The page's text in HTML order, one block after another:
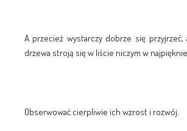
A przecież wystarczy dobrze się
drzewa stroją się w liście niczym w
Obserwować cierpliwie ich wzrost i rozwój.